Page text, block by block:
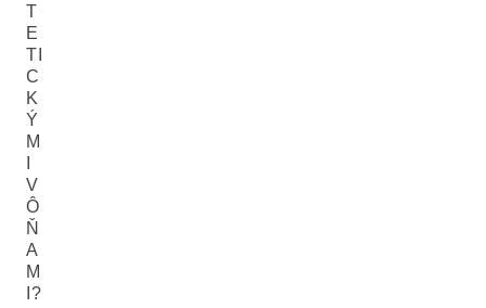
T
E
TI
C
K
Ý
M
V
Ô
Ň
A
M
I?